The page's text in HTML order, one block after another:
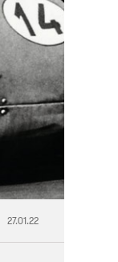
27.01.22